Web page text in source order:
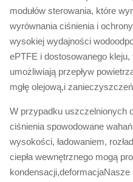
modułów sterowania, które
wyrównania ciśnienia i
wysokiej wydajności
ePTFE i dostosowanego
umożliwiają przepływ
mgłę olejową,i
W przypadku uszczelnionych
ciśnienia spowodowane
wysokości, ładowaniem,
ciepła wewnętrznego mogą